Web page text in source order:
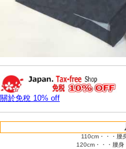
關於免稅 10% off
110cm・・・腰
120cm・・・腰